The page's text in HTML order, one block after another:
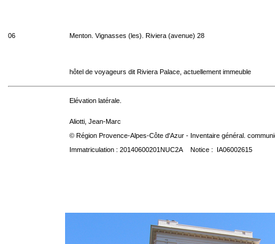
06 Menton. Vignasses (les). Riviera (avenue) 28
hôtel de voyageurs dit Riviera Palace, actuellement immeuble
Elévation latérale.
Aliotti, Jean-Marc
© Région Provence-Alpes-Côte d'Azur - Inventaire général.
Immatriculation : 20140600201NUC2A Notice : IA06002615